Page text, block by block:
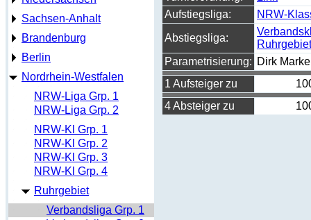
Sachsen-Anhalt
Brandenburg
Berlin
Nordrhein-Westfalen
NRW-Liga Grp. 1
NRW-Liga Grp. 2
NRW-Kl Grp. 1
NRW-Kl Grp. 2
NRW-Kl Grp. 3
NRW-Kl Grp. 4
Ruhrgebiet
Verbandsliga Grp. 1
Aufstiegsliga:
NRW-
Abstiegsliga:
Ruhrgebiet
Parametrisierung: Dirk
1 Aufsteiger zu
4 Absteiger zu